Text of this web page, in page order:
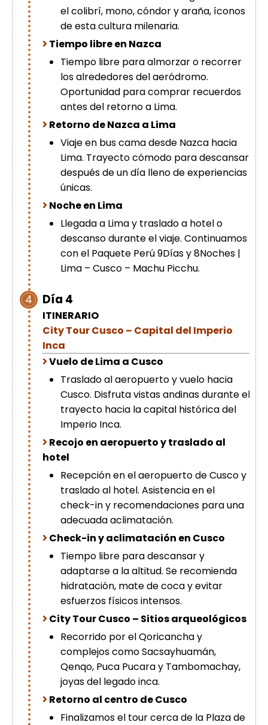
el colibrí, mono, cóndor y araña, íconos
de esta cultura milenaria.
Tiempo libre en Nazca
Tiempo libre para almorzar o recorrer
los alrededores del aeródromo.
Oportunidad para comprar recuerdos
antes del retorno a Lima.
Retorno de Nazca a Lima
Viaje en bus cama desde Nazca hacia
Lima. Trayecto cómodo para descansar
después de un día lleno de experiencias
únicas.
Noche en Lima
Llegada a Lima y traslado a hotel o
descanso durante el viaje. Continuamos
con el Paquete Perú 9Días y 8Noches |
Lima – Cusco – Machu Picchu.
4 Día 4
ITINERARIO
City Tour Cusco – Capital del Imperio
Inca
Vuelo de Lima a Cusco
Traslado al aeropuerto y vuelo hacia
Cusco. Disfruta vistas andinas durante el
trayecto hacia la capital histórica del
Imperio Inca.
Recojo en aeropuerto y traslado al
hotel
Recepción en el aeropuerto de Cusco y
traslado al hotel. Asistencia en el
check-in y recomendaciones para una
adecuada aclimatación.
Check-in y aclimatación en Cusco
Tiempo libre para descansar y
adaptarse a la altitud. Se recomienda
hidratación, mate de coca y evitar
esfuerzos físicos intensos.
City Tour Cusco – Sitios arqueológicos
Recorrido por el Qoricancha y
complejos como Sacsayhuamán,
Qenqo, Puca Pucara y Tambomachay,
joyas del legado inca.
Retorno al centro de Cusco
Finalizamos el tour cerca de la Plaza de